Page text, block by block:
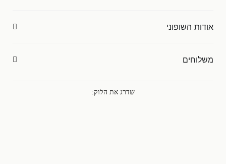
אודות השופוני
משלוחים
שדרג את הלוק: